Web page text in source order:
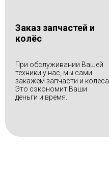
Заказ запчастей и
колёс
При обслуживании Вашей
техники у нас, мы сами
закажем запчасти и колеса.
Это сэкономит Ваши
деньги и время.